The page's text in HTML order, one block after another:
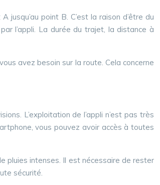
jusqu’au point B. C’est la raison d’être du
l’appli. La durée du trajet, la distance à
avez besoin sur la route. Cela concerne
L’exploitation de l’appli n’est pas très
vous pouvez avoir accès à toutes
pluies intenses. Il est nécessaire de rester
sécurité.